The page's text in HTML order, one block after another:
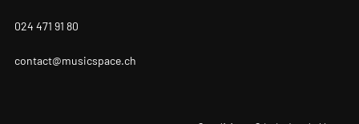
024 471 91 80
contact@musicspace.ch